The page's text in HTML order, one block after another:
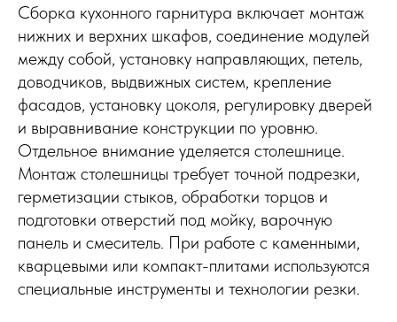
Сборка кухонного гарнитура включает монтаж
нижних и верхних шкафов, соединение модулей
между собой, установку направляющих, петель,
доводчиков, выдвижных систем, крепление
фасадов, установку цоколя, регулировку дверей
и выравнивание конструкции по уровню.
Отдельное внимание уделяется столешнице.
Монтаж столешницы требует точной подрезки,
герметизации стыков, обработки торцов и
подготовки отверстий под мойку, варочную
панель и смеситель. При работе с каменными,
кварцевыми или компакт-плитами используются
специальные инструменты и технологии резки.